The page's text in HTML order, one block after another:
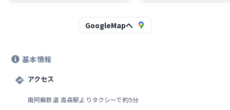
里芋。 蒸してあるので、まず1つをそ
のまま、残り2つをよく焼いて食べる
げないように焼くのがなかなか難し
くちゃ旨い。 生揚げはまず田楽味噌、
塩加減が絶妙で、身がふっくらしてて
GoogleMapへ
基本情報
アクセス
南阿蘇鉄道 高森駅よりタクシーで約5分